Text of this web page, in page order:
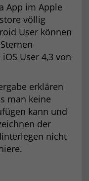
App im Apple
völlig
User können
User 4,3 von
erklären
man keine
kann und
der
nicht